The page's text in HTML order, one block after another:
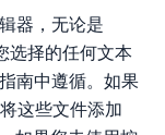
器，无论是
选择的任何文本
南中遵循。如果
这些文件添加